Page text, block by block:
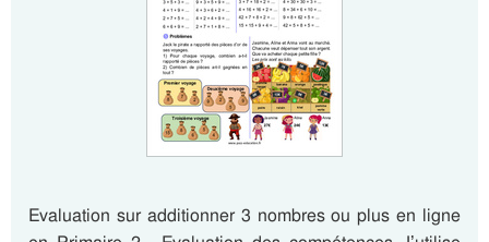
Evaluation sur additionner 3 nombres ou plus en ligne